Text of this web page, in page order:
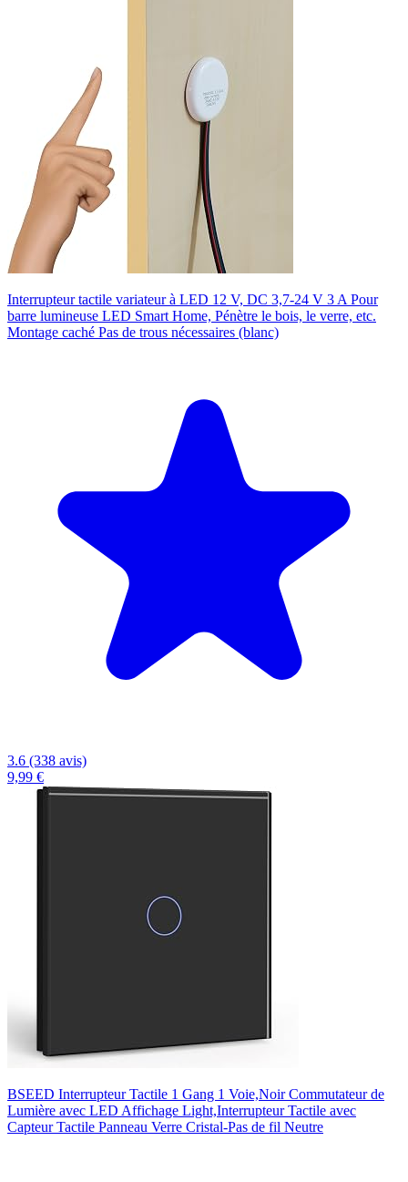
Interrupteur tactile variateur à LED 12 V, DC 3,7-24 V 3 A Pour
barre lumineuse LED Smart Home, Pénètre le bois, le verre, etc.
Montage caché Pas de trous nécessaires (blanc)
3.6 (338 avis)
9,99 €
BSEED Interrupteur Tactile 1 Gang 1 Voie,Noir Commutateur de
Lumière avec LED Affichage Light,Interrupteur Tactile avec
Capteur Tactile Panneau Verre Cristal-Pas de fil Neutre